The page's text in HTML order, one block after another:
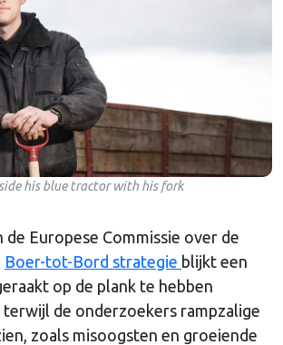
his blue tractor with his fork
de Europese Commissie over de
Boer-tot-Bord strategie blijkt een
op de plank te hebben
terwijl de onderzoekers rampzalige
zoals misoogsten en groeiende